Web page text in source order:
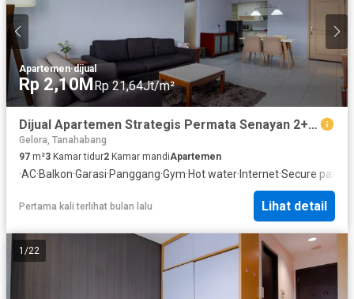
Apartemen·dijual
Rp 2,10MRp 21,64Jt/m²
Dijual Apartemen Strategis Permata Senayan 2+1BR Furnish Dekat Gatsu
Gelora, Tanahabang
97 m²3 Kamar tidur2 Kamar mandiApartemen
·AC·Balkon·Garasi·Panggang·Gym·Hot water· Internet·Secure
Pertama kali terlihat bulan lalu Lihat detail
1 /22